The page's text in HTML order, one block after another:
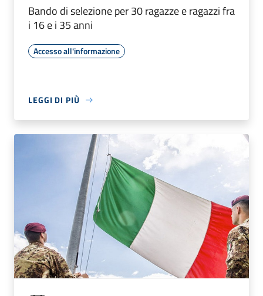
Bando di selezione per 30 ragazze e ragazzi fra
i 16 e i 35 anni
Accesso all'informazione
LEGGI DI PIÙ